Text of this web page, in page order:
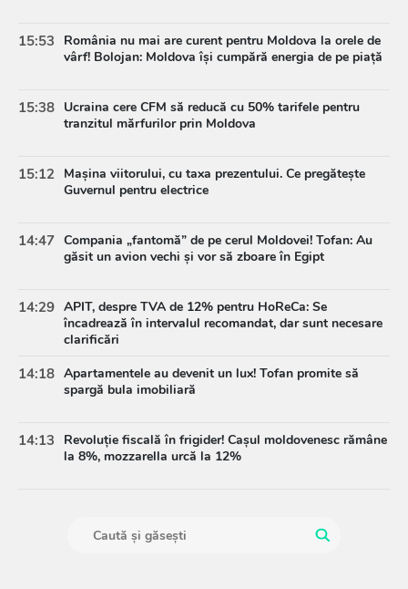
15:53
România nu mai are curent pentru Moldova la orele de
vârf! Bolojan: Moldova își cumpără energia de pe piață
15:38 Ucraina cere CFM să reducă cu 50% tarifele pentru
tranzitul mărfurilor prin Moldova
15:12 Mașina viitorului, cu taxa prezentului. Ce pregătește
Guvernul pentru electrice
14:47 Compania „fantomă” de pe cerul Moldovei! Tofan: Au
găsit un avion vechi și vor să zboare în Egipt
14:29 APIT, despre TVA de 12% pentru HoReCa: Se
încadrează în intervalul recomandat, dar sunt necesare
clarificări
14:18 Apartamentele au devenit un lux! Tofan promite să
spargă bula imobiliară
14:13
Revoluție fiscală în frigider! Cașul moldovenesc rămâne
la 8%, mozzarella urcă la 12%